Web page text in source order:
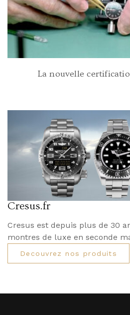
La nouvelle
Cresus.fr
Cresus est depuis plus de 30
montres de luxe en seconde
Decouvrez nos produits